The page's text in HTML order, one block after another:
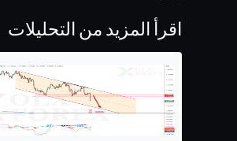
اقرأ المزيد من التحليلات